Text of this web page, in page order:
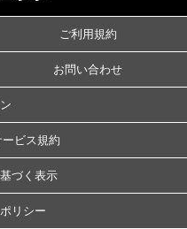
ご利用規約
お問い合わせ
ビス規約
づく表示
リシー